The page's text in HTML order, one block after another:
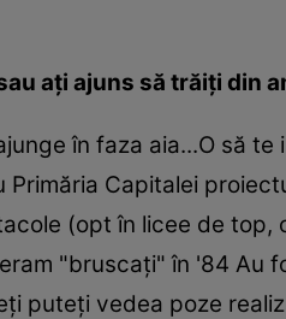
ați ajuns să trăiți din
în faza aia...O să
Capitalei
(opt în licee de top,
"bruscați" în '84 Au
puteți vedea poze